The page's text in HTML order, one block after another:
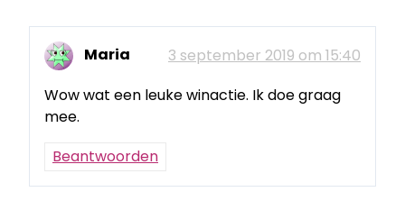
Maria
3 september 2019 om 15:40
Wow wat een leuke winactie. Ik doe graag
mee.
Beantwoorden